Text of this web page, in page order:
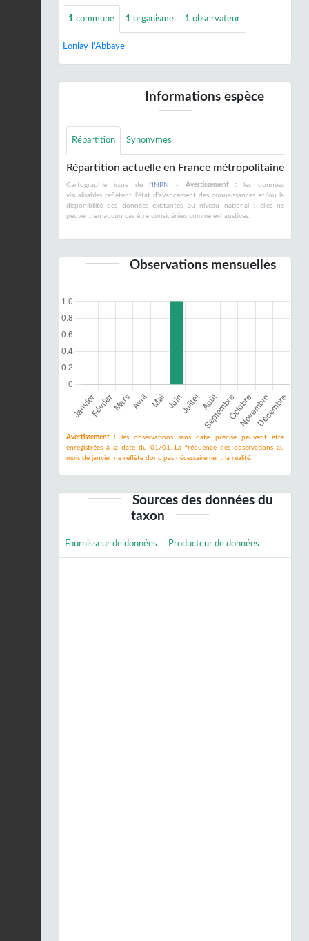
1 commune 1 organisme 1 observateur
Lonlay-l'Abbaye
Informations espèce
Répartition Synonymes
Répartition actuelle en France métropolitaine
Cartographie issue de l' INPN - Avertissement : les données
visualisables reflètent l'état d'avancement des connaissances et/ou la
disponibilité des données existantes au niveau national : elles ne
peuvent en aucun cas être considérées comme exhaustives.
Observations mensuelles
Avertissement :
les observations sans date précise peuvent être
enregistrées à la date du 01/01. La fréquence des observations au
mois de janvier ne reflète donc pas nécessairement la réalité.
Sources des données du
taxon
Fournisseur de données Producteur de données